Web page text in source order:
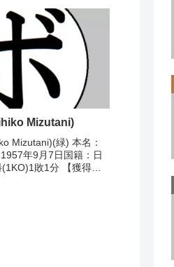
ライト級新人王予選
Mizutani)
Mizutani)(緑) 本名：
年9月7日国籍：日
敗1分 【獲得タ